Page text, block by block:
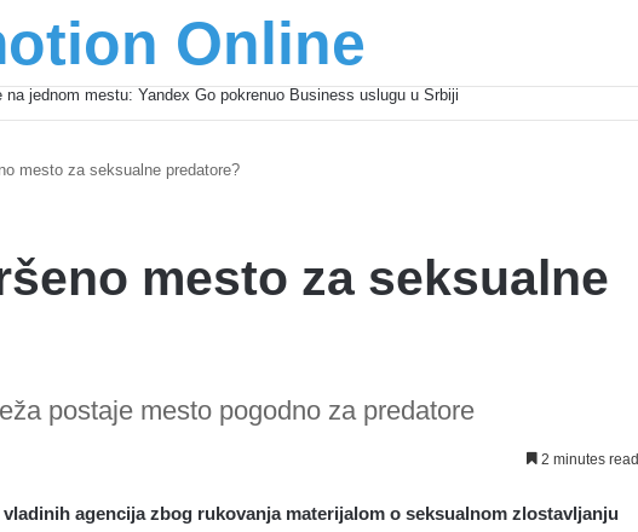
Online
i Excel Grašić osnažuju mlade u regionu
mesto za seksualne predatore?
mesto za seksualne
postaje mesto pogodno za predatore
2 minutes read
agencija zbog rukovanja materijalom o seksualnom zlostavljanju